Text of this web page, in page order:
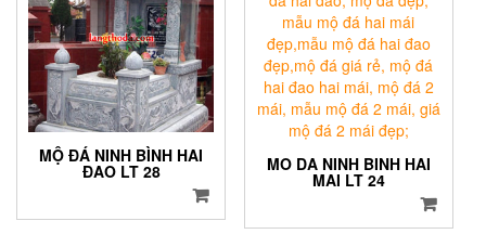
MỘ ĐÁ NINH BÌNH HAI
ĐAO LT 28 MO DA NINH BINH HAI
MAI LT 24